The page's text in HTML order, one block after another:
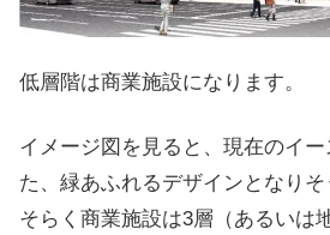
低層階は商業施設になります。
イメージ図を見ると、現在のイ
た、緑あふれるデザインとなり
そらく商業施設は3層（あるいは